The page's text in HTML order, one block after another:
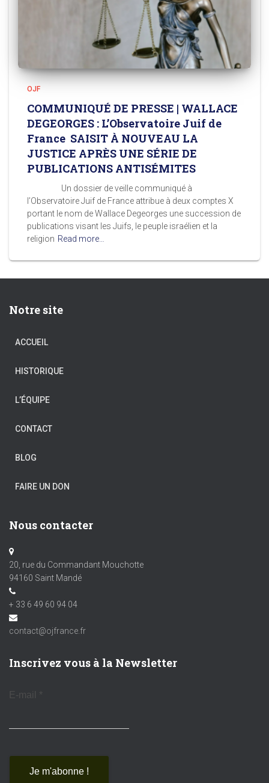
OJF
COMMUNIQUÉ DE PRESSE | WALLACE
DEGEORGES : L’Observatoire Juif de
France SAISIT À NOUVEAU LA
JUSTICE APRÈS UNE SÉRIE DE
PUBLICATIONS ANTISÉMITES
Un dossier de veille communiqué à
l’Observatoire Juif de France attribue à deux comptes X
portant le nom de Wallace Degeorges une succession de
publications visant les Juifs, le peuple israélien et la
religion Read more…
Notre site
ACCUEIL
HISTORIQUE
L’ÉQUIPE
CONTACT
BLOG
FAIRE UN DON
Nous contacter
20, rue du Commandant Mouchotte
94160 Saint Mandé
+ 33 6 49 60 94 04
contact@ojfrance.fr
Inscrivez vous à la Newsletter
E-mail *